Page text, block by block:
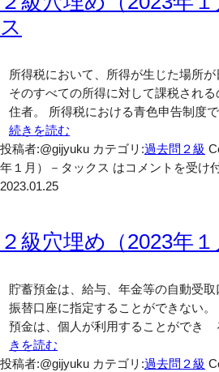
ス
所得税において、所得が生じた場所が
そのすべての所得に対して課税され
住者。 所得税における青色申告制度
続きを読む
投稿者:@gijyuku カテゴリ:過去問２級
年１月）－タックス はコメントを受け
2023.01.25
２級穴埋め（2023年
貯蓄預金は、給与、年金等の自動受
振替口座に指定することができない
預金は、個人が利用することができ
きを読む
投稿者:@gijyuku カテゴリ:過去問２級